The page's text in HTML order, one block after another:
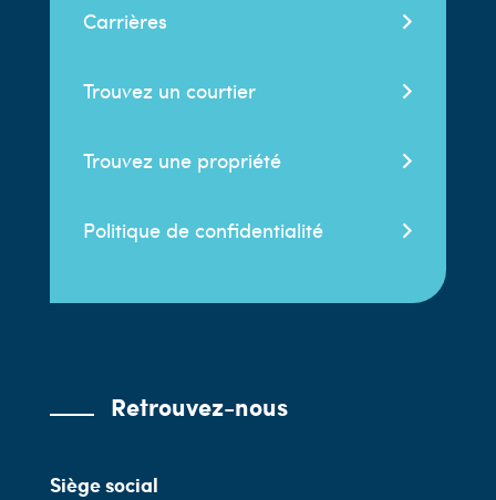
Carrières
Trouvez un courtier
Trouvez une propriété
Politique de confidentialité
Retrouvez-nous
Siège social